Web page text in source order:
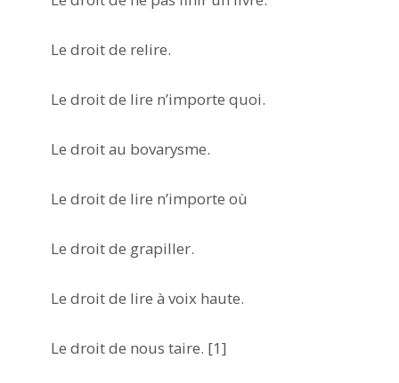
Le droit de relire.
Le droit de lire n’importe quoi.
Le droit au bovarysme.
Le droit de lire n’importe où
Le droit de grapiller.
Le droit de lire à voix haute.
Le droit de nous taire. [1]